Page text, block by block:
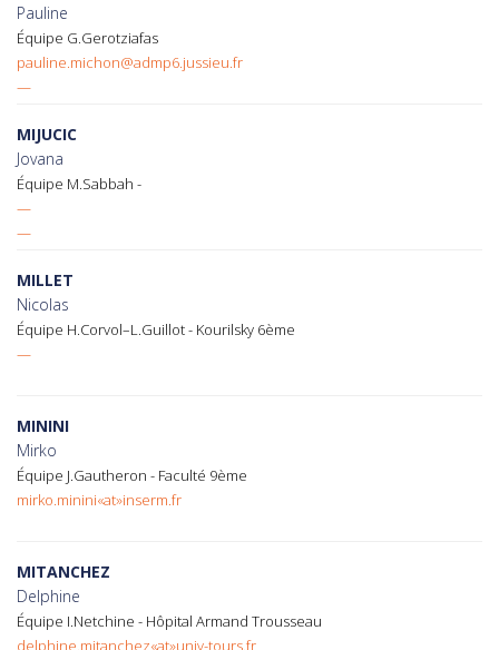
Pauline
Équipe G.Gerotziafas
pauline.michon@admp6.jussieu.fr
—
MIJUCIC
Jovana
Équipe M.Sabbah -
—
—
MILLET
Nicolas
Équipe H.Corvol–L.Guillot - Kourilsky 6ème
—
MININI
Mirko
Équipe J.Gautheron - Faculté 9ème
mirko.minini«at»inserm.fr
MITANCHEZ
Delphine
Équipe I.Netchine - Hôpital Armand Trousseau
delphine.mitanchez«at»univ-tours.fr